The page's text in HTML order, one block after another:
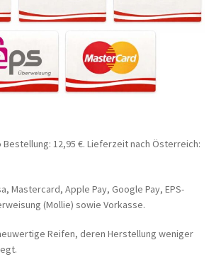
12,95 €. Lieferzeit nach Österreich:
Mastercard, Apple Pay, Google Pay, EPS-
(Mollie) sowie Vorkasse.
Reifen, deren Herstellung weniger